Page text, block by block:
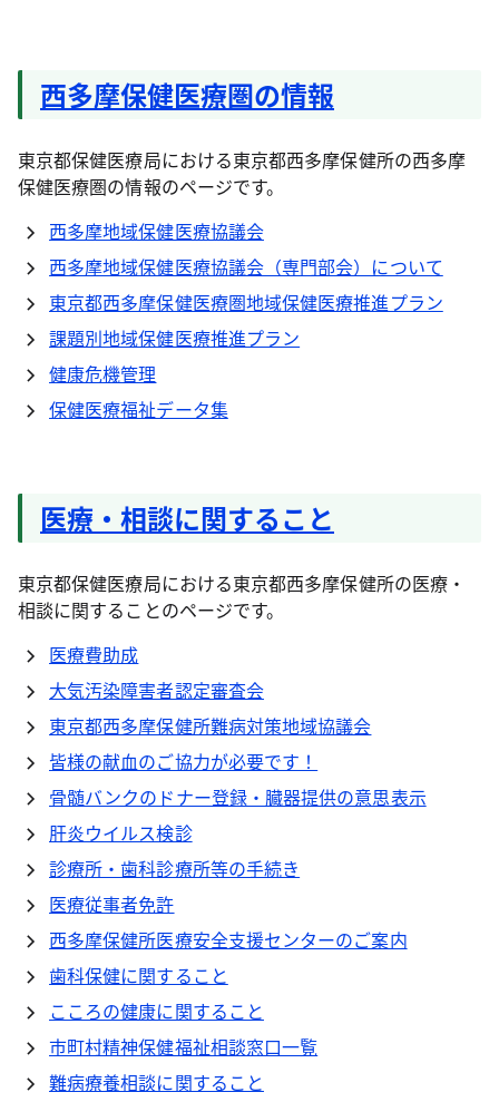
西多摩保健医療圏の情報
東京都保健医療局における東京都西多摩保健所の西多摩
保健医療圏の情報のページです。
西多摩地域保健医療協議会
西多摩地域保健医療協議会（専門部会）について
東京都西多摩保健医療圏地域保健医療推進プラン
課題別地域保健医療推進プラン
健康危機管理
保健医療福祉データ集
医療・相談に関すること
東京都保健医療局における東京都西多摩保健所の医療・
相談に関することのページです。
医療費助成
大気汚染障害者認定審査会
東京都西多摩保健所難病対策地域協議会
皆様の献血のご協力が必要です！
骨髄バンクのドナー登録・臓器提供の意思表示
肝炎ウイルス検診
診療所・歯科診療所等の手続き
医療従事者免許
西多摩保健所医療安全支援センターのご案内
歯科保健に関すること
こころの健康に関すること
市町村精神保健福祉相談窓口一覧
難病療養相談に関すること